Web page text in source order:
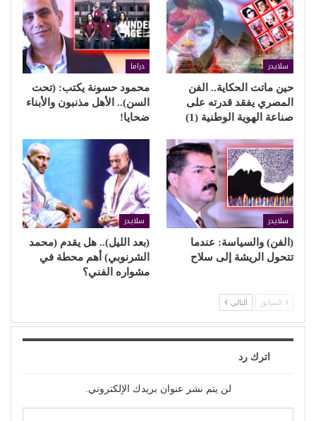
سلايدر
حين ماتت الحكاية.. الفن
المصري يفقد قدرته على
صناعة الهوية الوطنية (1)
دراما
محمود حسونة يكتب: (تحت
السن).. الأهل مذنبون والأبناء
ضحايا!
سلايدر
(الفن) والسياسة: عندما
تتحول الريشة إلى سلاح
سلايدر
(بعد الليل).. هل يقدم (محمد
الشرنوبي) أهم محطة في
مشواره الفني؟
السابق التالي
اترك رد
لن يتم نشر عنوان بريدك الإلكتروني.